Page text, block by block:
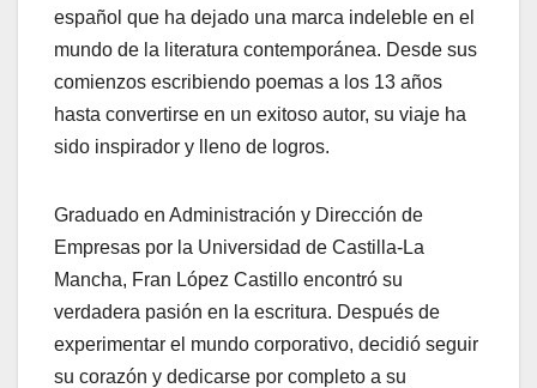
español que ha dejado una marca indeleble en el
mundo de la literatura contemporánea. Desde sus
comienzos escribiendo poemas a los 13 años
hasta convertirse en un exitoso autor, su viaje ha
sido inspirador y lleno de logros.
Graduado en Administración y Dirección de
Empresas por la Universidad de Castilla-La
Mancha, Fran López Castillo encontró su
verdadera pasión en la escritura. Después de
experimentar el mundo corporativo, decidió seguir
su corazón y dedicarse por completo a su